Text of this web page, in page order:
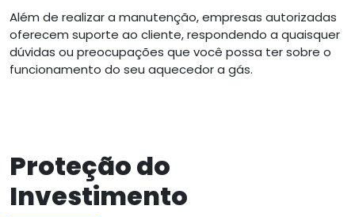
Além de realizar a manutenção, empresas autorizadas
oferecem suporte ao cliente, respondendo a quaisquer
dúvidas ou preocupações que você possa ter sobre o
funcionamento do seu aquecedor a gás.
Proteção do
Investimento